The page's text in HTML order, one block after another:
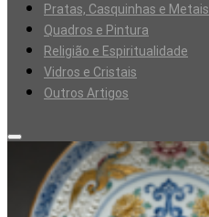
Pratas, Casquinhas e Metais
Quadros e Pintura
Religião e Espiritualidade
Vidros e Cristais
Outros Artigos